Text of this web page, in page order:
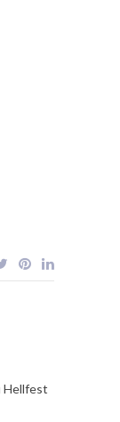
Hellfest